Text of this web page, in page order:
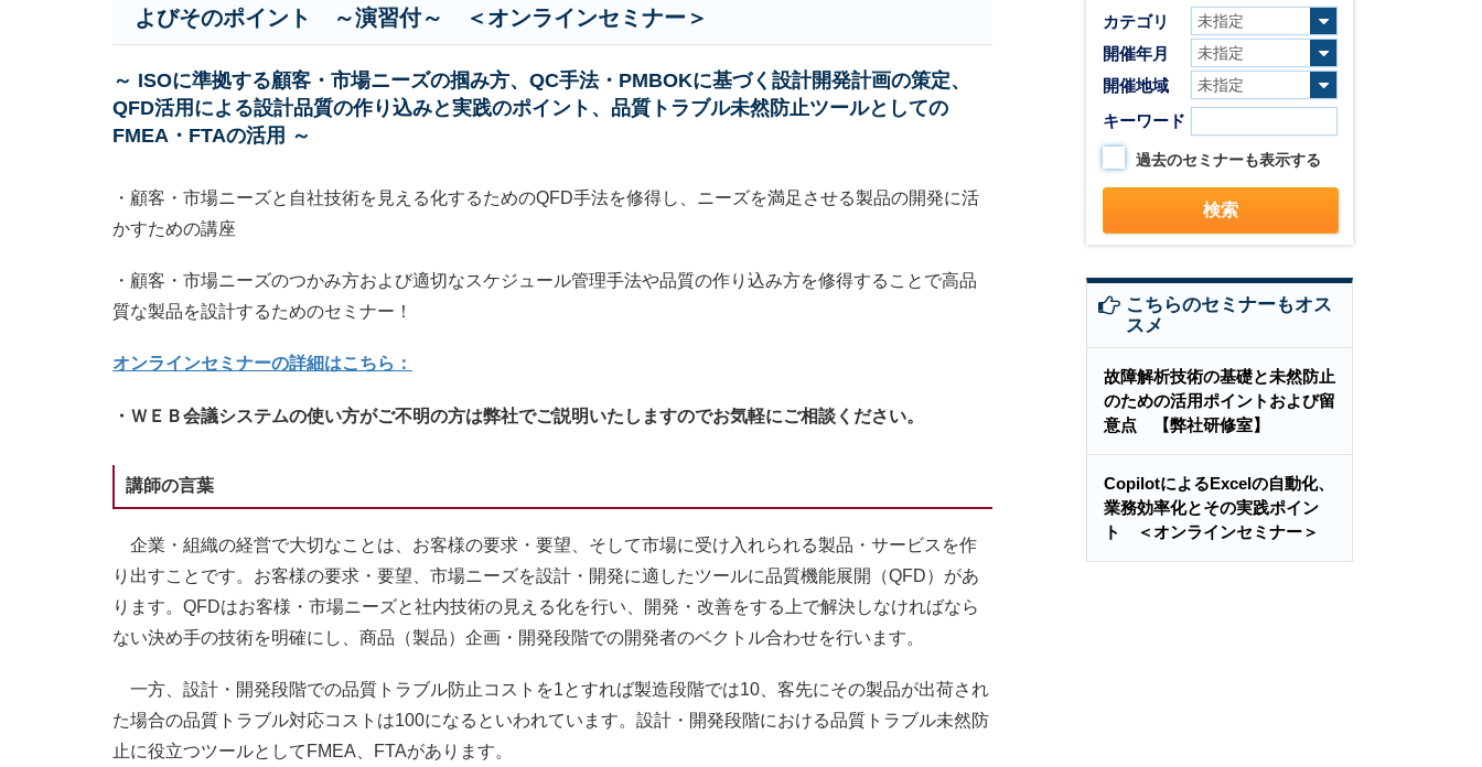
よびそのポイント ～演習付～ ＜オンラインセミナー＞
～ ISOに準拠する顧客・市場ニーズの掴み方、QC手法・PMBOKに基づく設計開発計画の策定、
QFD活用による設計品質の作り込みと実践のポイント、品質トラブル未然防止ツールとしての
FMEA・FTAの活用 ～
・顧客・市場ニーズと自社技術を見える化するためのQFD手法を修得し、ニーズを満足させる製品の開発に活
かすための講座
・顧客・市場ニーズのつかみ方および適切なスケジュール管理手法や品質の作り込み方を修得することで高品
質な製品を設計するためのセミナー！
オンラインセミナーの詳細はこちら：
・ＷＥＢ会議システムの使い方がご不明の方は弊社でご説明いたしますのでお気軽にご相談ください。
講師の言葉
企業・組織の経営で大切なことは、お客様の要求・要望、そして市場に受け入れられる製品・サービスを作
り出すことです。お客様の要求・要望、市場ニーズを設計・開発に適したツールに品質機能展開（QFD）があ
ります。QFDはお客様・市場ニーズと社内技術の見える化を行い、開発・改善をする上で解決しなければなら
ない決め手の技術を明確にし、商品（製品）企画・開発段階での開発者のベクトル合わせを行います。
一方、設計・開発段階での品質トラブル防止コストを1とすれば製造段階では10、客先にその製品が出荷され
た場合の品質トラブル対応コストは100になるといわれています。設計・開発段階における品質トラブル未然防
止に役立つツールとしてFMEA、FTAがあります。
カテゴリ
開催年月
開催地域
キーワード
過去のセミナーも表示する
こちらのセミナーもオス
スメ
故障解析技術の基礎と未然防止
のための活用ポイントおよび留
意点 【弊社研修室】
CopilotによるExcelの自動化、
業務効率化とその実践ポイン
ト ＜オンラインセミナー＞